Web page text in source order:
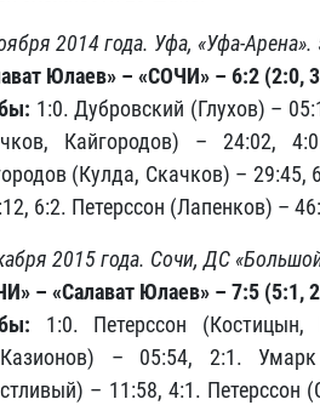
2014 года. Уфа, «Уфа-Арена».
Юлаев» – «СОЧИ» – 6:2 (2:0,
1:0. Дубровский (Глухов) –
Кайгородов) – 24:02,
(Кулда, Скачков) –
6:2. Петерссон (Лапенков) –
2015 года. Сочи, ДС
– «Салават Юлаев» – 7:5 (5:1,
1:0. Петерссон
– 05:54, 2:1.
– 11:58, 4:1.